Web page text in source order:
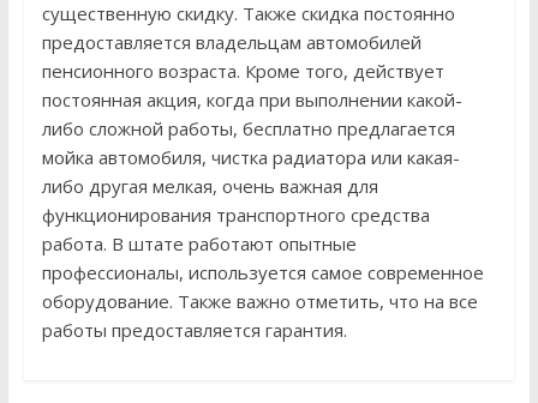
существенную скидку. Также скидка постоянно
предоставляется владельцам автомобилей
пенсионного возраста. Кроме того, действует
постоянная акция, когда при выполнении какой-
либо сложной работы, бесплатно предлагается
мойка автомобиля, чистка радиатора или какая-
либо другая мелкая, очень важная для
функционирования транспортного средства
работа. В штате работают опытные
профессионалы, используется самое современное
оборудование. Также важно отметить, что на все
работы предоставляется гарантия.